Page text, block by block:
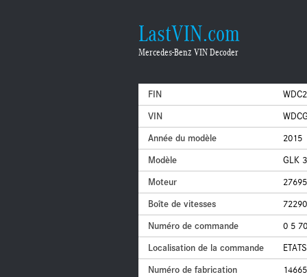
LastVIN.com
Mercedes-Benz VIN Decoder
FIN
VIN
Année du modèle
2015
Modèle
GLK
Moteur
Boîte de vitesses
Numéro de commande
0 5
Localisation de la commande
Numéro de fabrication